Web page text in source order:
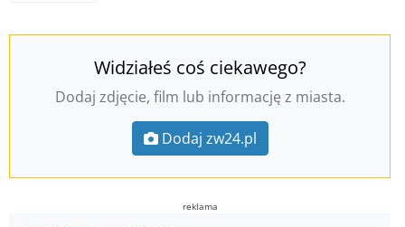
Widziałeś coś ciekawego?
Dodaj zdjęcie, film lub informację z miasta.
Dodaj zw24.pl
reklama